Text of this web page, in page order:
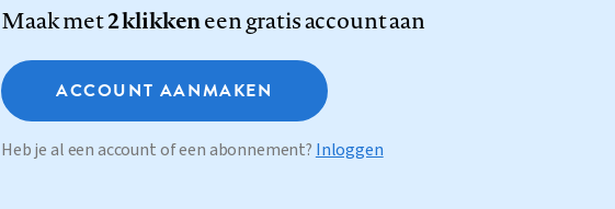
Maak met2 klikkeneen gratis account aan
ACCOUNT AANMAKEN
Heb je al een account of een abonnement? Inloggen